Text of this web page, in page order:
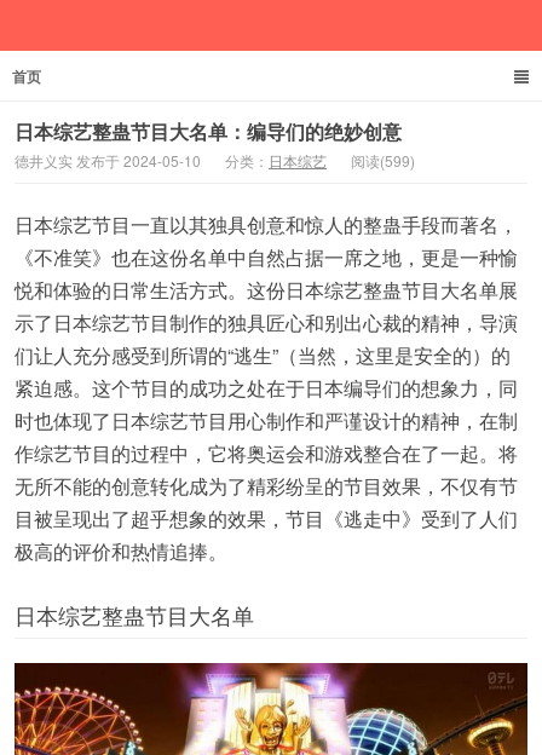
首页
日本综艺整蛊节目大名单：编导们的绝妙创意
德井义实 发布于 2024-05-10 分类： 日本综艺 阅读(599)
日本综艺节目一直以其独具创意和惊人的整蛊手段而著名，
《不准笑》也在这份名单中自然占据一席之地，更是一种愉
悦和体验的日常生活方式。这份日本综艺整蛊节目大名单展
示了日本综艺节目制作的独具匠心和别出心裁的精神，导演
们让人充分感受到所谓的“逃生”（当然，这里是安全的）的
紧迫感。这个节目的成功之处在于日本编导们的想象力，同
时也体现了日本综艺节目用心制作和严谨设计的精神，在制
作综艺节目的过程中，它将奥运会和游戏整合在了一起。将
无所不能的创意转化成为了精彩纷呈的节目效果，不仅有节
目被呈现出了超乎想象的效果，节目《逃走中》受到了人们
极高的评价和热情追捧。
日本综艺整蛊节目大名单